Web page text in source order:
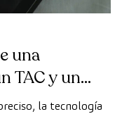
una
TAC y un
la tecnología